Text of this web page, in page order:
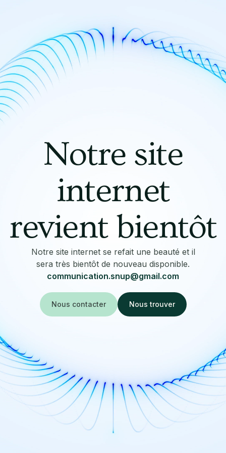
Notre site
internet
revient bientôt
Notre site internet se refait une beauté et il
sera très bientôt de nouveau disponible.
communication.snup@gmail.com
Nous contacter Nous trouver